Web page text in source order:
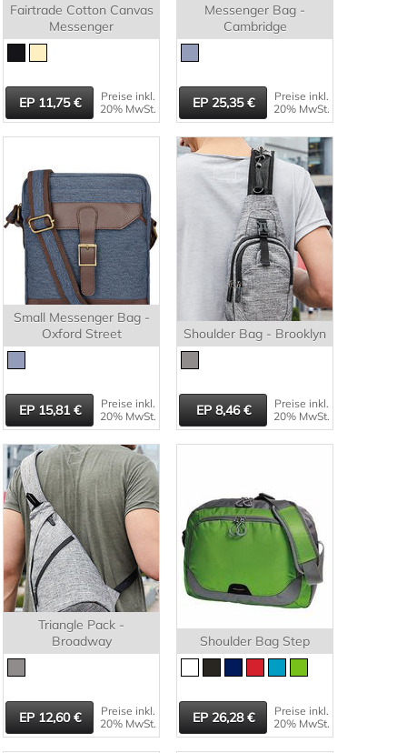
Fairtrade Cotton Canvas
Messenger
11,75
Preise inkl.
20% MwSt.
Messenger Bag -
Cambridge
25,35
Preise inkl.
20% MwSt.
Small Messenger Bag -
Oxford Street
15,81
Preise inkl.
20% MwSt.
Shoulder Bag - Brooklyn
8,46
Preise inkl.
20% MwSt.
Triangle Pack -
Broadway
12,60
Preise inkl.
20% MwSt.
Shoulder Bag Step
26,28
Preise inkl.
20% MwSt.